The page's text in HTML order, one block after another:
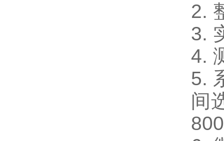
2.
3.
4.
5.
间
800